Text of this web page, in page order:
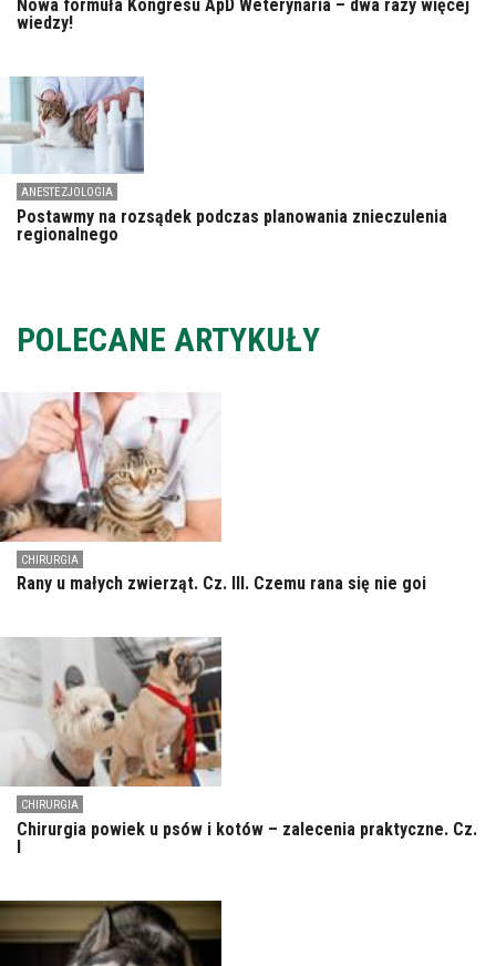
Nowa formuła Kongresu ApD Weterynaria – dwa razy więcej
wiedzy!
ANESTEZJOLOGIA
Postawmy na rozsądek podczas planowania znieczulenia
regionalnego
POLECANE ARTYKUŁY
CHIRURGIA
Rany u małych zwierząt. Cz. III. Czemu rana się nie goi
CHIRURGIA
Chirurgia powiek u psów i kotów – zalecenia praktyczne. Cz.
I